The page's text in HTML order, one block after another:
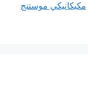
مكيكانيكي موستنج